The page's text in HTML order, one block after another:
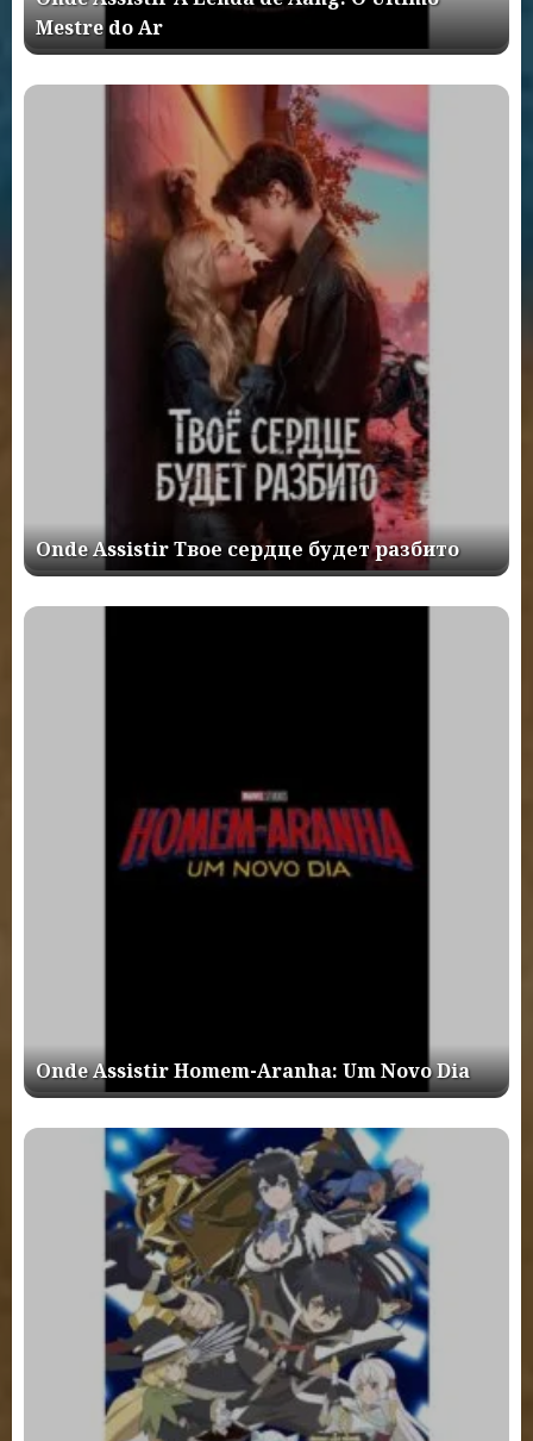
Mestre do Ar
Onde Assistir Твое сердце будет разбито
Onde Assistir Homem-Aranha: Um Novo Dia